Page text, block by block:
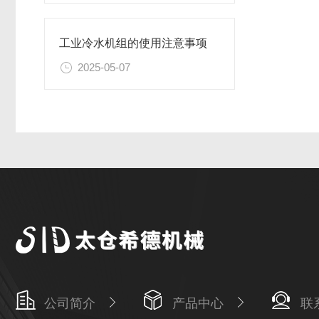
工业冷水机组的使用注意事项
2025-05-07
公司简介 产品中心 联